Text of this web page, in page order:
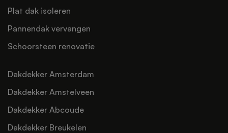
Plat dak isoleren
Pannendak vervangen
Schoorsteen renovatie
Dakdekker Amsterdam
Dakdekker Amstelveen
Dakdekker Abcoude
Dakdekker Breukelen